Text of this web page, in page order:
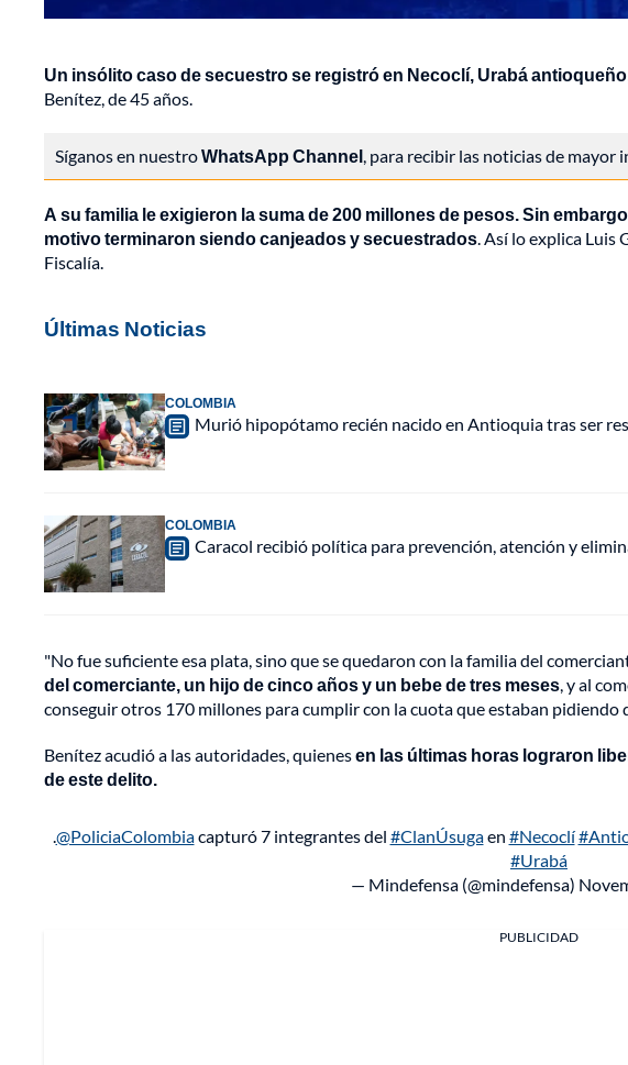
Un insólito caso de secuestro se registró en Necoclí, Urabá
Benítez, de 45 años.
Síganos en nuestroWhatsApp Channel, para recibir las noticias de mayor
A su familia le exigieron la suma de 200 millones de pesos. Sin
motivo terminaron siendo canjeados y secuestrados. Así lo explica Luis
Fiscalía.
Últimas Noticias
COLOMBIA
Murió hipopótamo recién nacido en Antioquia tras ser
COLOMBIA
Caracol recibió política para prevención, atención y
"No fue suficiente esa plata, sino que se quedaron con la familia del
del comerciante, un hijo de cinco años y un bebe de tres meses, y al
conseguir otros 170 millones para cumplir con la cuota que estaban pidiendo
Benítez acudió a las autoridades, quienesen las últimas horas lograron
de este delito.
.@PoliciaColombiacapturó 7 integrantes del #ClanÚsugaen #Necoclí
#Urabá
— Mindefensa (@mindefensa)
PUBLICIDAD